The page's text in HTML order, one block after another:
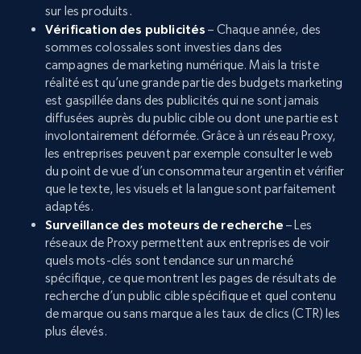
sur les produits.
Vérification des publicités – Chaque année, des
sommes colossales sont investies dans des
campagnes de marketing numérique. Mais la triste
réalité est qu’une grande partie des budgets marketing
est gaspillée dans des publicités qui ne sont jamais
diffusées auprès du public cible ou dont une partie est
involontairement déformée. Grâce à un réseau Proxy,
les entreprises peuvent par exemple consulter le web
du point de vue d’un consommateur argentin et vérifier
que le texte, les visuels et la langue sont parfaitement
adaptés.
Surveillance des moteurs de recherche – Les
réseaux de Proxy permettent aux entreprises de voir
quels mots-clés sont tendance sur un marché
spécifique, ce que montrent les pages de résultats de
recherche d’un public cible spécifique et quel contenu
de marque ou sans marque a les taux de clics (CTR) les
plus élevés.